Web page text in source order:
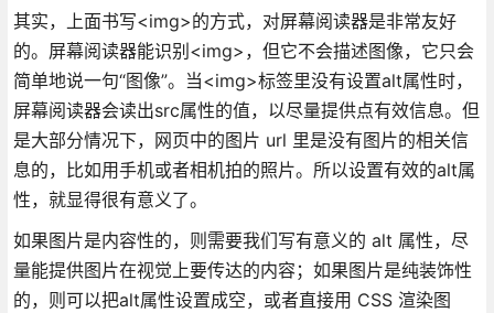
其实，上面书写<img>的方式，对屏幕阅读器是非常友好
的。屏幕阅读器能识别<img>，但它不会描述图像，它只会
简单地说一句“图像”。当<img>标签里没有设置alt属性时，
屏幕阅读器会读出src属性的值，以尽量提供点有效信息。但
是大部分情况下，网页中的图片 url 里是没有图片的相关信
息的，比如用手机或者相机拍的照片。所以设置有效的alt属
性，就显得很有意义了。
如果图片是内容性的，则需要我们写有意义的 alt 属性，尽
量能提供图片在视觉上要传达的内容；如果图片是纯装饰性
的，则可以把alt属性设置成空，或者直接用 CSS 渲染图